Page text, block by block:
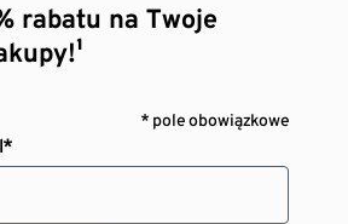
rabatu na Twoje
* pole obowiązkowe